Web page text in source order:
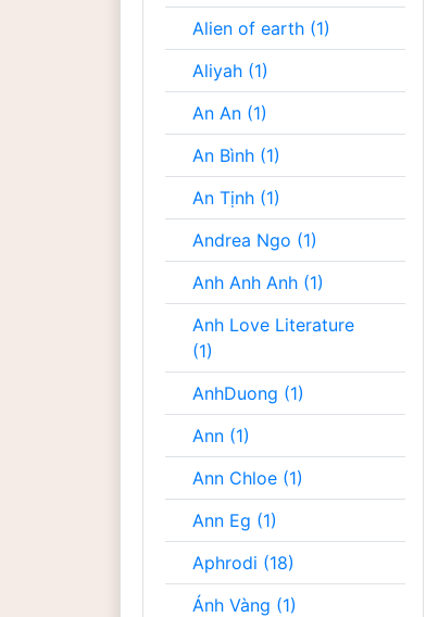
Alien of earth (1)
Aliyah (1)
An An (1)
An Bình (1)
An Tịnh (1)
Andrea Ngo (1)
Anh Anh Anh (1)
Anh Love Literature
(1)
AnhDuong (1)
Ann (1)
Ann Chloe (1)
Ann Eg (1)
Aphrodi (18)
Ánh Vàng (1)